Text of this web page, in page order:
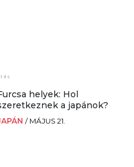
helyek: Hol
a japánok?
/ MÁJUS 21.